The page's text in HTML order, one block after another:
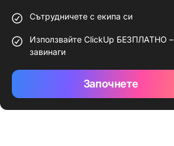
Сътрудничете с екипа си
Използвайте ClickUp БЕЗПЛАТНО –
завинаги
Започнете